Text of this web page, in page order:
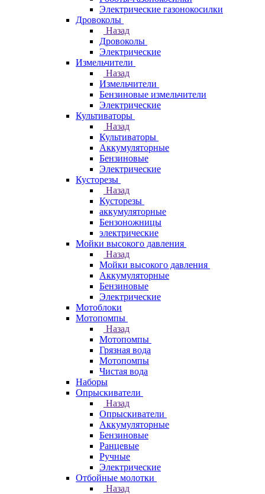
Электрические газонокосилки
Дровоколы
Назад
Дровоколы
Электрические
Измельчители
Назад
Измельчители
Бензиновые измельчители
Электрические
Культиваторы
Назад
Культиваторы
Аккумуляторные
Бензиновые
Электрические
Кусторезы
Назад
Кусторезы
аккумуляторные
Бензоножницы
электрические
Мойки высокого давления
Назад
Мойки высокого давления
Аккумуляторные
Бензиновые
Электрические
Мотоблоки
Мотопомпы
Назад
Мотопомпы
Грязная вода
Мотопомпы
Чистая вода
Наборы
Опрыскиватели
Назад
Опрыскиватели
Аккумуляторные
Бензиновые
Ранцевые
Ручные
Электрические
Отбойные молотки
Назад